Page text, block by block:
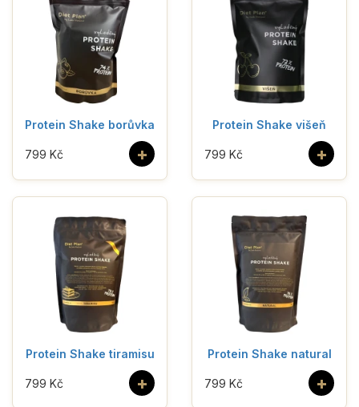
Protein Shake borůvka
+
799 Kč
Protein Shake višeň
+
799 Kč
Protein Shake tiramisu
+
799 Kč
Protein Shake natural
+
799 Kč